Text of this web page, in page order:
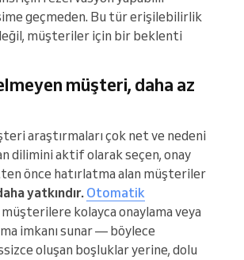
geçmeden. Bu tür erişilebilirlik
müşteriler için bir beklenti
müşteri, daha az
araştırmaları çok net ve nedeni
dilimini aktif olarak seçen, onay
önce hatırlatma alan müşteriler
yatkındır. Otomatik
müşterilere kolayca onaylama veya
imkanı sunar — böylece
oluşan boşluklar yerine, dolu